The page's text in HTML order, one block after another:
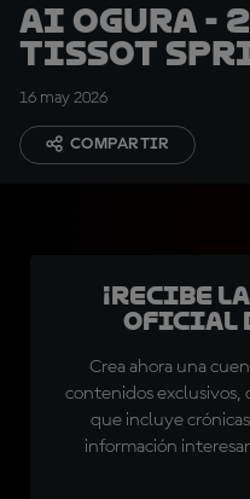
Ai Ogura -
Tissot
16 may 2026
COMPARTIR
¡Recibe
oficial
Crea ahora una
contenidos exclusivos,
que incluye
información